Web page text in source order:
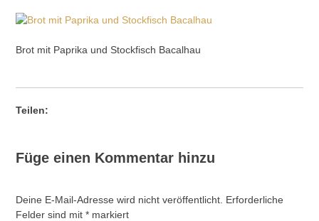
Brot mit Paprika und Stockfisch Bacalhau
Teilen:
Füge einen Kommentar hinzu
Deine E-Mail-Adresse wird nicht veröffentlicht. Erforderliche
Felder sind mit* markiert